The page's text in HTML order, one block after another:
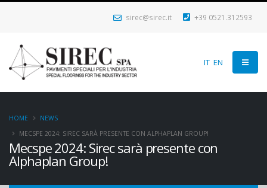
sirec@sirec.it +39 0521.312593
IT EN
Mecspe 2024: Sirec sarà presente con
Alphaplan Group!
HOME
NEWS
MECSPE 2024: SIREC SARÀ PRESENTE CON ALPHAPLAN GROUP!